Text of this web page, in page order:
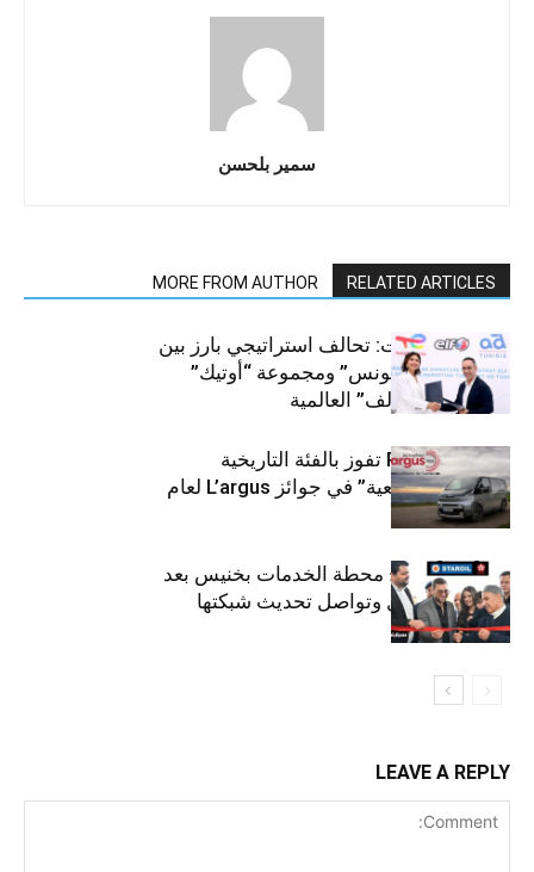
سمير بلحسن
RELATED ARTICLES
MORE FROM AUTHOR
قطاع السيارات: تحالف استراتيجي بارز بين
“توتال إنرجيز تونس” ومجموعة “أوتيك”
لتوزيع زيوت “إلف” العالمية
كيا PV5 Cargo تفوز بالفئة التاريخية
“للمركبات النفعية” في جوائز L’argus لعام
2026
ستارأويل تفتتح محطة الخدمات بخنيس بعد
تجديدهابالكامل وتواصل تحديث شبكتها
LEAVE A REPLY